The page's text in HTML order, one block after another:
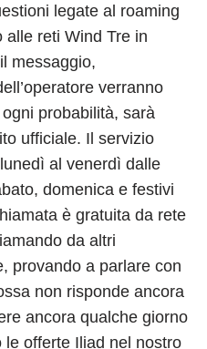
legate al roaming
alle reti Wind Tre in
messaggio,
verranno
probabilità, sarà
ufficiale. Il servizio
al venerdì dalle
domenica e festivi
è gratuita da rete
da altri
provando a parlare con
non risponde ancora
ancora qualche giorno
offerte Iliad nel nostro